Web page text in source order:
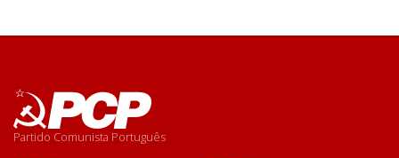
Partido Comunista Português